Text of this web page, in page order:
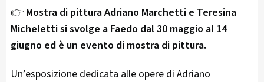
👉 Mostra di pittura Adriano Marchetti e Teresina
Micheletti si svolge a Faedo dal 30 maggio al 14
giugno ed è un evento di mostra di pittura.
Un’esposizione dedicata alle opere di Adriano